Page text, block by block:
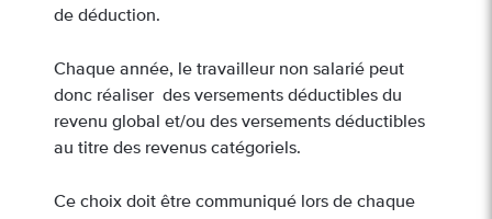
de déduction.
Chaque année, le travailleur non salarié peut
donc réaliser des versements déductibles du
revenu global et/ou des versements déductibles
au titre des revenus catégoriels.
Ce choix doit être communiqué lors de chaque